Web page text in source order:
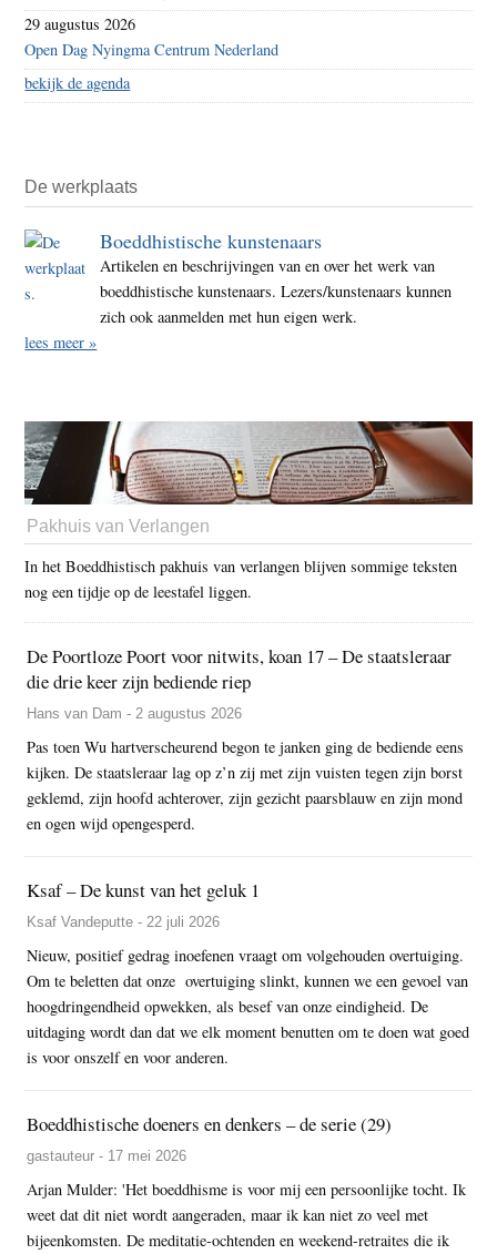
29 augustus 2026
Open Dag Nyingma Centrum Nederland
bekijk de agenda
De werkplaats
Boeddhistische kunstenaars
Artikelen en beschrijvingen van en over het werk van
boeddhistische kunstenaars. Lezers/kunstenaars kunnen
zich ook aanmelden met hun eigen werk.
lees meer »
Pakhuis van Verlangen
In het Boeddhistisch pakhuis van verlangen blijven sommige teksten
nog een tijdje op de leestafel liggen.
De Poortloze Poort voor nitwits, koan 17 – De staatsleraar
die drie keer zijn bediende riep
Hans van Dam - 2 augustus 2026
Pas toen Wu hartverscheurend begon te janken ging de bediende eens
kijken. De staatsleraar lag op z’n zij met zijn vuisten tegen zijn borst
geklemd, zijn hoofd achterover, zijn gezicht paarsblauw en zijn mond
en ogen wijd opengesperd.
Ksaf – De kunst van het geluk 1
Ksaf Vandeputte - 22 juli 2026
Nieuw, positief gedrag inoefenen vraagt om volgehouden overtuiging.
Om te beletten dat onze overtuiging slinkt, kunnen we een gevoel van
hoogdringendheid opwekken, als besef van onze eindigheid. De
uitdaging wordt dan dat we elk moment benutten om te doen wat goed
is voor onszelf en voor anderen.
Boeddhistische doeners en denkers – de serie (29)
gastauteur - 17 mei 2026
Arjan Mulder: 'Het boeddhisme is voor mij een persoonlijke tocht. Ik
weet dat dit niet wordt aangeraden, maar ik kan niet zo veel met
bijeenkomsten. De meditatie-ochtenden en weekend-retraites die ik